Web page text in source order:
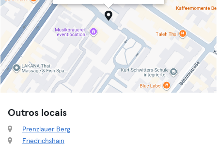
Outros locais
Prenzlauer Berg
Friedrichshain